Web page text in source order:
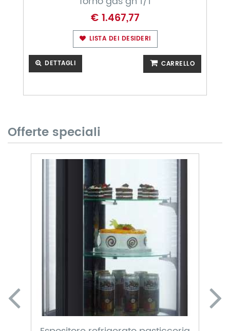
€ 1.467,77
LISTA DEI DESIDERI
DETTAGLI CARRELLO
Offerte speciali